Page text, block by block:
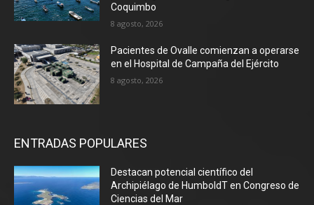
Coquimbo
8 agosto, 2026
Pacientes de Ovalle comienzan a operarse
en el Hospital de Campaña del Ejército
8 agosto, 2026
ENTRADAS POPULARES
Destacan potencial científico del
Archipiélago de HumboldT en Congreso de
Ciencias del Mar